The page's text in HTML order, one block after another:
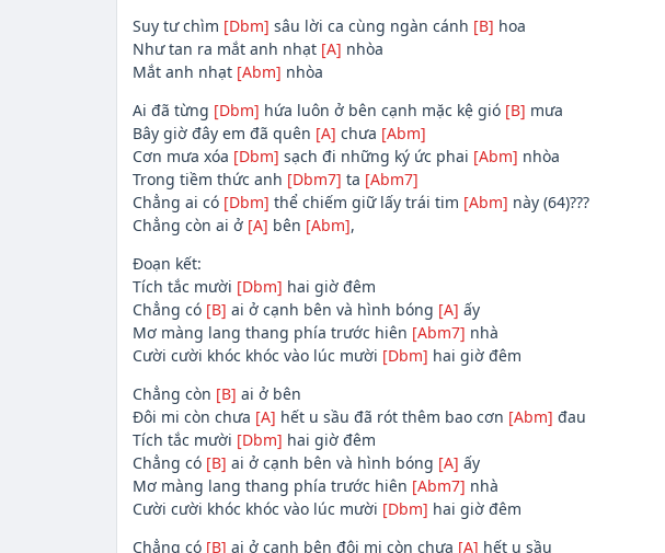
Suy tư chìm [Dbm] sâu lời ca cùng ngàn cánh [B] hoa
Như tan ra mắt anh nhạt [A] nhòa
Mắt anh nhạt [Abm] nhòa
Ai đã từng [Dbm] hứa luôn ở bên cạnh mặc kệ gió [B] mưa
Bây giờ đây em đã quên [A] chưa [Abm]
Cơn mưa xóa [Dbm] sạch đi những ký ức phai [Abm] nhòa
Trong tiềm thức anh [Dbm7] ta [Abm7]
Chẳng ai có [Dbm] thể chiếm giữ lấy trái tim [Abm] này (64)???
Chẳng còn ai ở [A] bên [Abm],
Đoạn kết:
Tích tắc mười [Dbm] hai giờ đêm
Chẳng có [B] ai ở cạnh bên và hình bóng [A] ấy
Mơ màng lang thang phía trước hiên [Abm7] nhà
Cười cười khóc khóc vào lúc mười [Dbm] hai giờ đêm
Chẳng còn [B] ai ở bên
Đôi mi còn chưa [A] hết u sầu đã rót thêm bao cơn [Abm] đau
Tích tắc mười [Dbm] hai giờ đêm
Chẳng có [B] ai ở cạnh bên và hình bóng [A] ấy
Mơ màng lang thang phía trước hiên [Abm7] nhà
Cười cười khóc khóc vào lúc mười [Dbm] hai giờ đêm
Chẳng có [B] ai ở cạnh bên đôi mi còn chưa [A] hết u sầu